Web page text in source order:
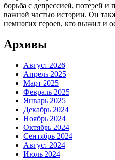
борьба с депрессией, потерей и
важной частью истории. Он
немногих героев, кто выжил и
Архивы
Август 2026
Апрель 2025
Март 2025
Февраль 2025
Январь 2025
Декабрь 2024
Ноябрь 2024
Октябрь 2024
Сентябрь 2024
Август 2024
Июль 2024